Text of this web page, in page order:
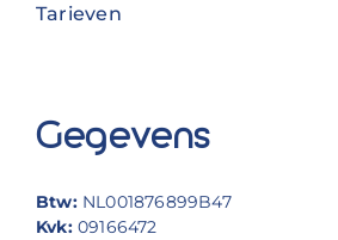
Tarieven
Gegevens
Btw: NL001876899B47
Kvk:09166472